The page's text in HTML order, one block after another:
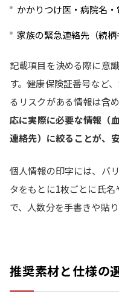
かかりつけ医・病院名
家族の緊急連絡先（続柄
記載項目を決める際に意
す。健康保険証番号など
るリスクがある情報は含
応に実際に必要な情報（
連絡先）に絞ることが、
個人情報の印字には、バ
タをもとに1枚ごとに氏
で、人数分を手書きや貼
推奨素材と仕様の